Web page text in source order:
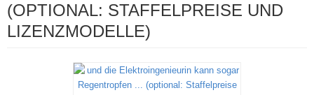
(OPTIONAL: STAFFELPREISE UND
LIZENZMODELLE)